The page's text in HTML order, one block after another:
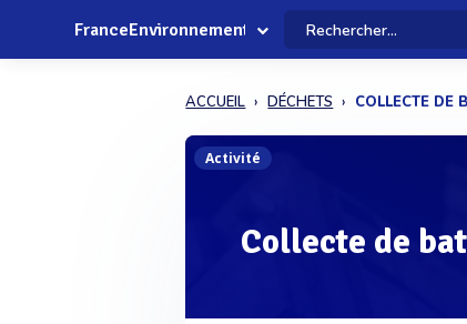
FranceEnvironnement
ACCUEIL DÉCHETS COLLECTE DE
Activité
Collecte de